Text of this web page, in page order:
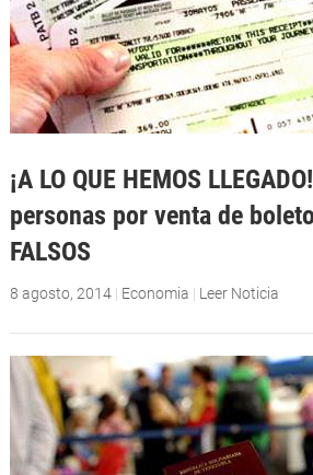
¡A LO QUE HEMOS
personas por venta de
FALSOS
8 agosto, 2014| Economia | Leer Noticia